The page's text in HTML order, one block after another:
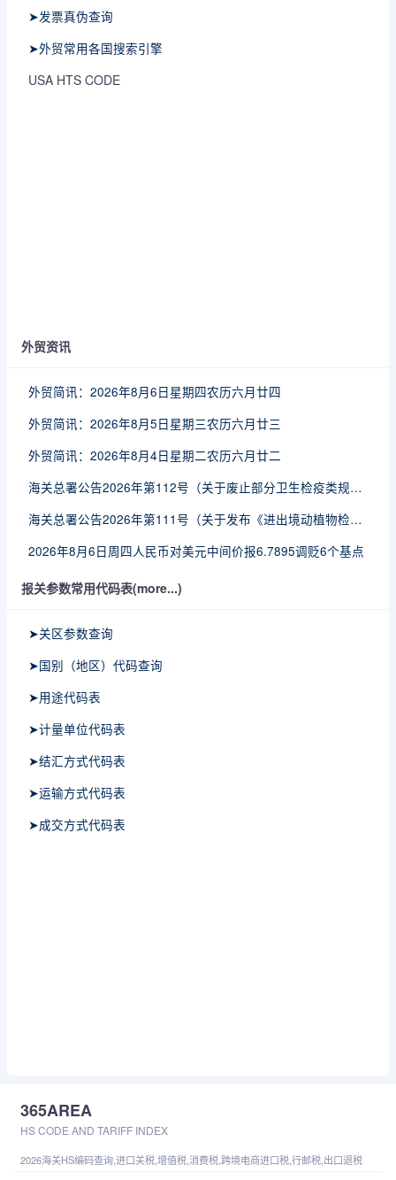
➤发票真伪查询
➤外贸常用各国搜索引擎
USA HTS CODE
外贸资讯
外贸简讯：2026年8月6日星期四农历六月廿四
外贸简讯：2026年8月5日星期三农历六月廿三
外贸简讯：2026年8月4日星期二农历六月廿二
海关总署公告2026年第112号（关于废止部分卫生检疫类规范性文件的公告）
海关总署公告2026年第111号（关于发布《进出境动植物检疫处理监督管理工作规定》《进出境卫生处理监督管理工作规定》的公告）
2026年8月6日周四人民币对美元中间价报6.7895调贬6个基点
报关参数常用代码表(more...)
➤关区参数查询
➤国别（地区）代码查询
➤用途代码表
➤计量单位代码表
➤结汇方式代码表
➤运输方式代码表
➤成交方式代码表
365AREA
HS CODE AND TARIFF INDEX
2026海关HS编码查询,进口关税,增值税,消费税,跨境电商进口税,行邮税,出口退税